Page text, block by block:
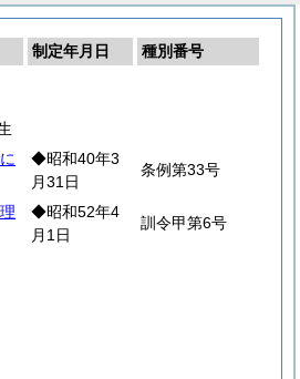
制定年月日
種別番号
◆昭和40年3
月31日
条例第33号
◆昭和52年4
月1日
訓令甲第6号